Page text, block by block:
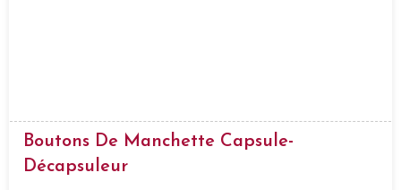
Boutons De Manchette Capsule-
Décapsuleur